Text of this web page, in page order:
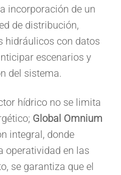
incorporación de un
de distribución,
hidráulicos con datos
escenarios y
del sistema.
hídrico no se limita
Global Omnium
integral, donde
operatividad en las
se garantiza que el